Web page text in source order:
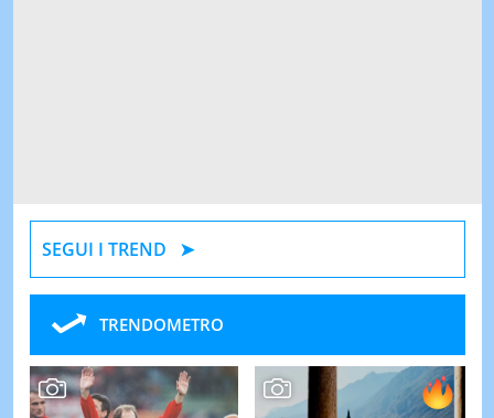
SEGUI I TREND
TRENDOMETRO